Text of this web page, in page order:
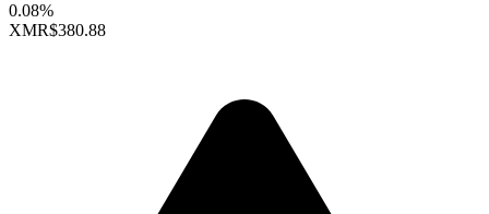
0.08%
XMR$380.88